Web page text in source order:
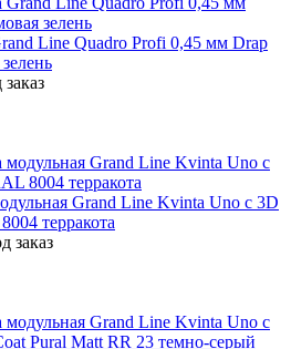
Line Quadro Profi 0,45 мм Drap
Grand Line Kvinta Uno c 3D
терракота
заказ